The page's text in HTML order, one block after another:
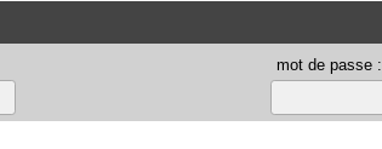
mot de passe :